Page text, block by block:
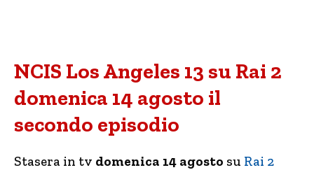
NCIS Los Angeles 13 su Rai 2
domenica 14 agosto il
secondo episodio
Stasera in tv domenica 14 agosto su Rai 2